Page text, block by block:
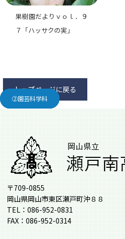
②園芸科学科
②園芸科学科
果樹園だよりｖｏｌ．９
７「ハッサクの実」
②園芸科学科
トップページに戻る
〒709-0855
岡山県岡山市東区瀬戸町沖８８
TEL：086-952-0831
FAX：086-952-0314